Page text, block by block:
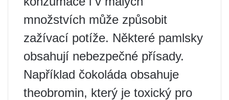
množstvích může způsobit
zažívací potíže. Některé pamlsky
obsahují nebezpečné přísady.
Například čokoláda obsahuje
theobromin, který je toxický pro